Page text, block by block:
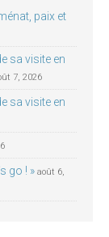
paix et
sa visite en
7, 2026
sa visite en
go ! » août 6,